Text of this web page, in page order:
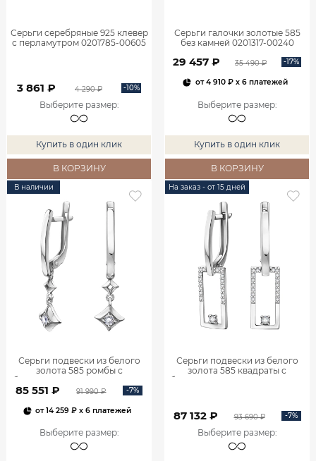
Серьги серебряные 925 клевер
с перламутром 0201785-00605
3 861 ₽ 4 290 ₽ -10%
Выберите размер:
Купить в один клик
В КОРЗИНУ
Серьги галочки золотые 585
без камней 0201317-00240
29 457 ₽ 35 490 ₽ -17%
от4 910 ₽x 6 платежей
Выберите размер:
Купить в один клик
В КОРЗИНУ
В наличии
Серьги подвески из белого
золота 585 ромбы с
бриллиантами 0201935-00002
85 551 ₽ 91 990 ₽ -7%
от14 259 ₽ x 6 платежей
Выберите размер:
На заказ - от 15 дней
Серьги подвески из белого
золота 585 квадраты с
бриллиантами 0201940-00002
87 132 ₽ 93 690 ₽ -7%
Выберите размер: